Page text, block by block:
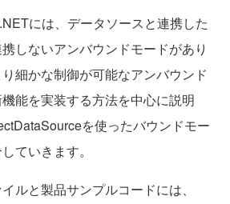
には、データソースと連携した
しないアンバウンドモードがあり
細かな制御が可能なアンバウンド
能を実装する方法を中心に説明
を使ったバウンドモー
ていきます。
ルと製品サンプルコードには、